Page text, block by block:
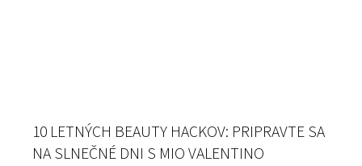
10 LETNÝCH BEAUTY HACKOV: PRIPRAVTE SA
NA SLNEČNÉ DNI S MIO VALENTINO